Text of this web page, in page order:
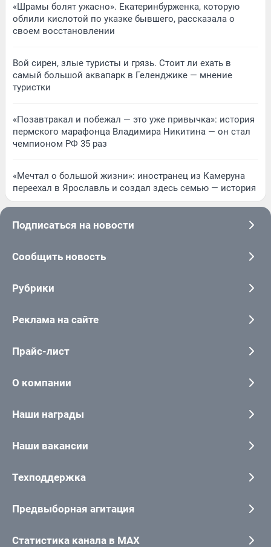
«Шрамы болят ужасно». Екатеринбурженка, которую
облили кислотой по указке бывшего, рассказала о
своем восстановлении
Вой сирен, злые туристы и грязь. Стоит ли ехать в
самый большой аквапарк в Геленджике — мнение
туристки
«Позавтракал и побежал — это уже привычка»: история
пермского марафонца Владимира Никитина — он стал
чемпионом РФ 35 раз
«Мечтал о большой жизни»: иностранец из Камеруна
переехал в Ярославль и создал здесь семью — история
Подписаться на новости
Сообщить новость
Рубрики
Реклама на сайте
Прайс-лист
О компании
Наши награды
Наши вакансии
Техподдержка
Предвыборная агитация
Статистика канала в MAX